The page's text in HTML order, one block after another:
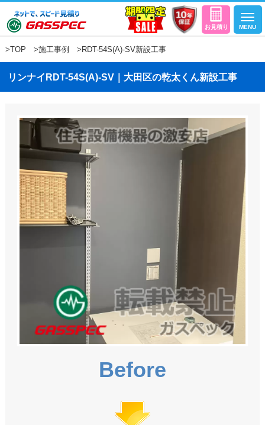
>TOP >施工事例 >RDT-54S(A)-SV新設工事
リンナイRDT-54S(A)-SV｜大田区の乾太くん新設工事
Before